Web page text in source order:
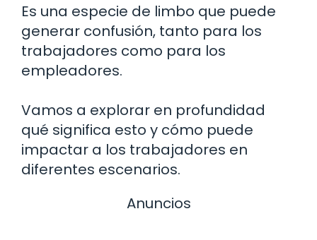
Es una especie de limbo que puede
generar confusión, tanto para los
trabajadores como para los
empleadores.
Vamos a explorar en profundidad
qué significa esto y cómo puede
impactar a los trabajadores en
diferentes escenarios.
Anuncios